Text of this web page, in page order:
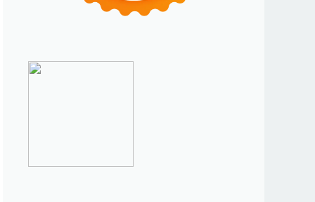
September 2023(4)